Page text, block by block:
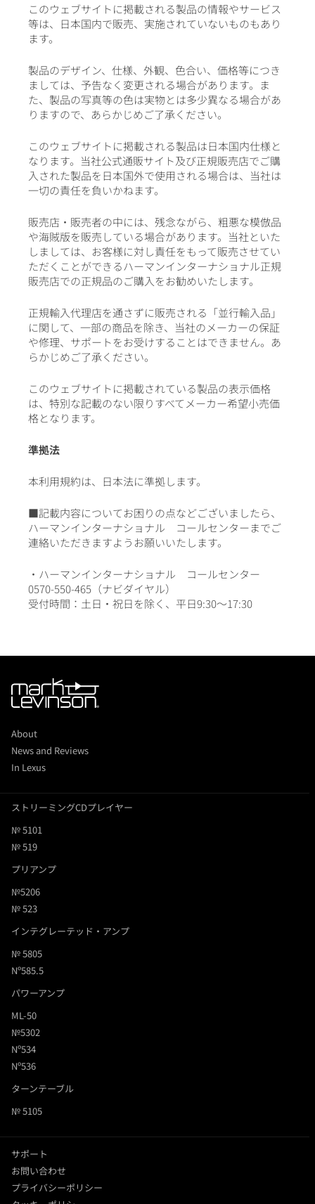
このウェブサイトに掲載される製品の情報やサービス
等は、日本国内で販売、実施されていないものもあり
ます。
製品のデザイン、仕様、外観、色合い、価格等につき
ましては、予告なく変更される場合があります。ま
た、製品の写真等の色は実物とは多少異なる場合があ
りますので、あらかじめご了承ください。
このウェブサイトに掲載される製品は日本国内仕様と
なります。当社公式通販サイト及び正規販売店でご購
入された製品を日本国外で使用される場合は、当社は
一切の責任を負いかねます。
販売店・販売者の中には、残念ながら、粗悪な模倣品
や海賊版を販売している場合があります。当社といた
しましては、お客様に対し責任をもって販売させてい
ただくことができるハーマンインターナショナル正規
販売店での正規品のご購入をお勧めいたします。
正規輸入代理店を通さずに販売される「並行輸入品」
に関して、一部の商品を除き、当社のメーカーの保証
や修理、サポートをお受けすることはできません。あ
らかじめご了承ください。
このウェブサイトに掲載されている製品の表示価格
は、特別な記載のない限りすべてメーカー希望小売価
格となります。
準拠法
本利用規約は、日本法に準拠します。
■記載内容についてお困りの点などございましたら、
ハーマンインターナショナル コールセンターまでご
連絡いただきますようお願いいたします。
・ハーマンインターナショナル コールセンター
0570-550-465（ナビダイヤル）
受付時間：土日・祝日を除く、平日9:30～17:30
ストリーミングCDプレイヤー
№ 5101
№ 519
プリアンプ
№5206
№ 523
インテグレーテッド・アンプ
№ 5805
Nº585.5
パワーアンプ
ML-50
№5302
Nº534
Nº536
ターンテーブル
№ 5105
About
News and Reviews
In Lexus
サポート
お問い合わせ
プライバシーポリシー